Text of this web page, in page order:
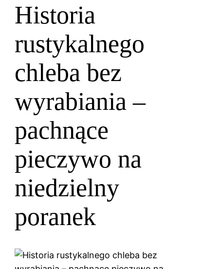
Historia
rustykalnego
chleba bez
wyrabiania –
pachnące
pieczywo na
niedzielny
poranek